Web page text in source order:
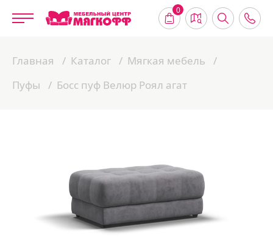
0
Главная Каталог
Мягкая мебель
Пуфы
Босс пуф Велюр Роял агат